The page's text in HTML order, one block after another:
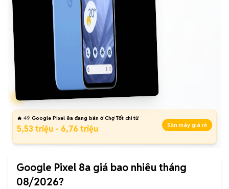
🔥 49 Google Pixel 8a đang bán ở Chợ Tốt chỉ từ
5,53 triệu - 6,76 triệu Săn máy giá rẻ
Google Pixel 8a giá bao nhiêu tháng
08/2026?